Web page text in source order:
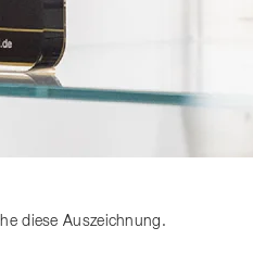
diese Auszeichnung.